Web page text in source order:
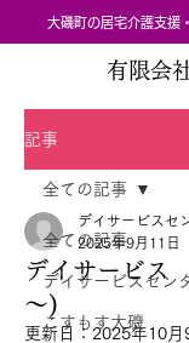
大磯町の居宅介護支援
有限会
記事
全ての記事
デイサービスセン
こすもす大磯
全ての記事
デイサービ
～)
デイサービスセ
2025年9月11日
更新日： 2025年10月